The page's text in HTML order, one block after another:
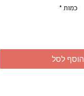
כמות *
הוסף לסל